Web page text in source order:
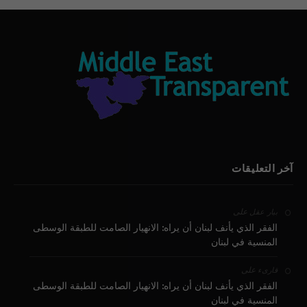
آخر التعليقات
بيار عقل على
الفقر الذي يأنف لبنان أن يراه: الانهيار الصامت للطبقة الوسطى
المنسية في لبنان
قارىء على
الفقر الذي يأنف لبنان أن يراه: الانهيار الصامت للطبقة الوسطى
المنسية في لبنان